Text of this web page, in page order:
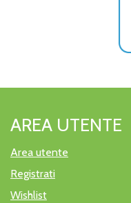
AREA UTENTE
Area utente
Registrati
Wishlist